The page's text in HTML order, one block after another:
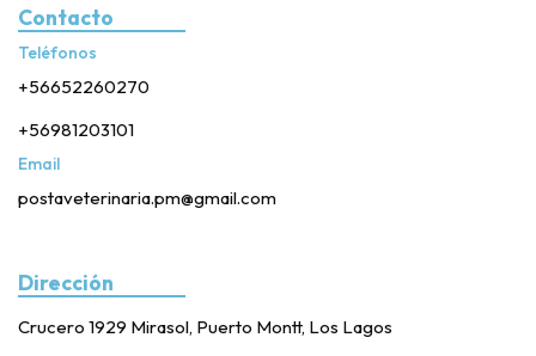
Contacto
Teléfonos
+56652260270
+56981203101
Email
postaveterinaria.pm@gmail.com
Dirección
Crucero 1929 Mirasol, Puerto Montt, Los Lagos